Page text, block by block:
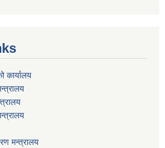
कार्यालय
मन्त्रालय